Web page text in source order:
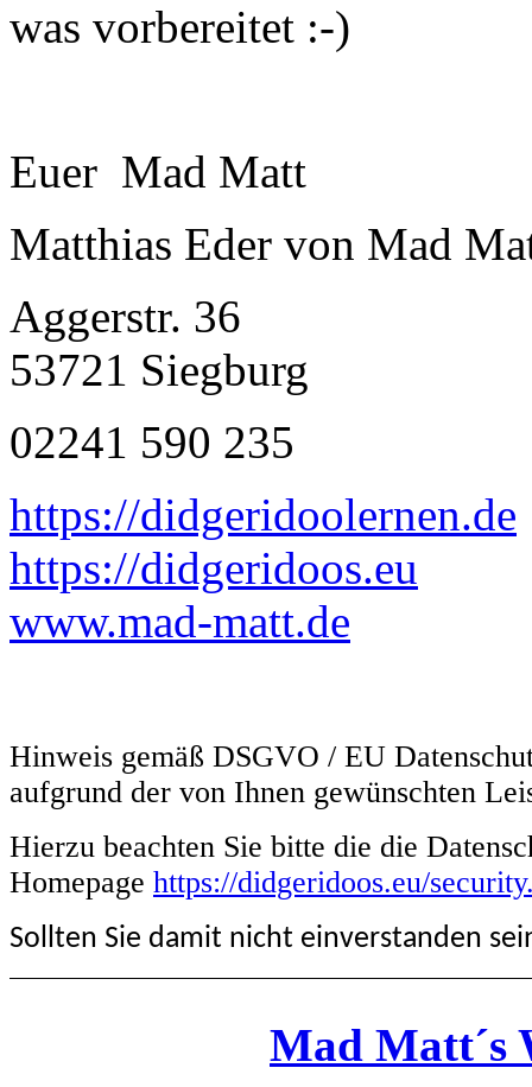
was vorbereitet :-)
Euer Mad Matt
Matthias Eder von Mad
Aggerstr. 36
53721 Siegburg
02241 590 235
https://didgeridoolernen.de
https://didgeridoos.eu
www.mad-matt.de
Hinweis gemäß DSGVO / EU
aufgrund der von Ihnen gewünschten
Hierzu beachten Sie bitte die die
Homepage https://didgeridoos.eu/
Sollten Sie damit nicht einverstanden
Mad Matt´s